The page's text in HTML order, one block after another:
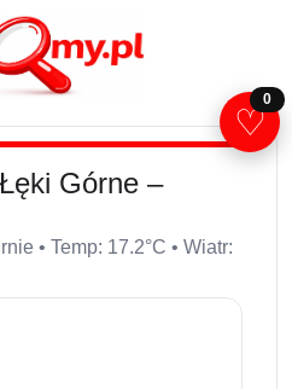
Górne –
• Temp: 17.2°C • Wiatr:
♡
0